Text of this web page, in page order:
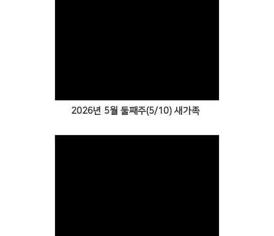
2026년 5월 둘째주(5/10) 새가족